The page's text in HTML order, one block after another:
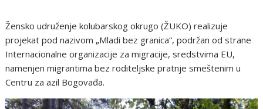
Žensko udruženje kolubarskog okrugo (ŽUKO) realizuje
projekat pod nazivom „Mladi bez granica“, podržan od strane
Internacionalne organizacije za migracije, sredstvima EU,
namenjen migrantima bez roditeljske pratnje smeštenim u
Centru za azil Bogovađa.